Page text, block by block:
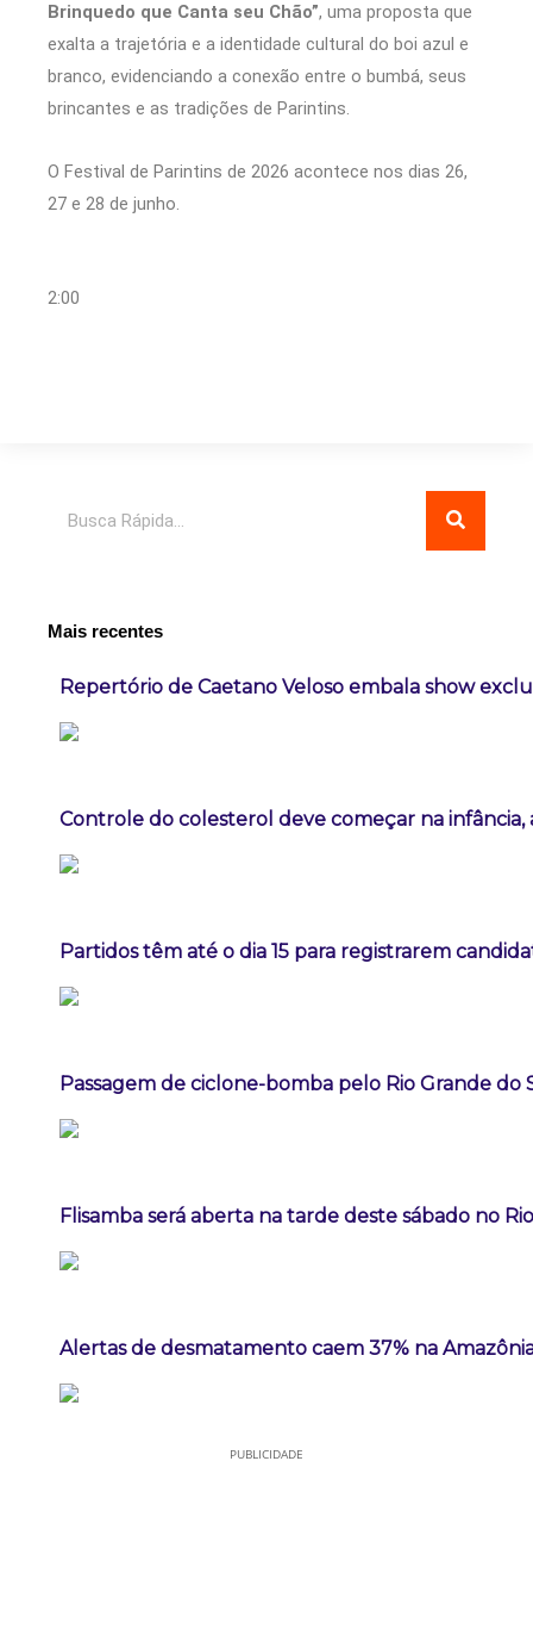
Brinquedo que Canta seu Chão”, uma proposta que
exalta a trajetória e a identidade cultural do boi azul e
branco, evidenciando a conexão entre o bumbá, seus
brincantes e as tradições de Parintins.
O Festival de Parintins de 2026 acontece nos dias 26,
27 e 28 de junho.
2:00
Mais recentes
Repertório de Caetano Veloso embala show
Controle do colesterol deve começar na infância,
Partidos têm até o dia 15 para registrarem
Passagem de ciclone-bomba pelo Rio Grande
Flisamba será aberta na tarde deste sábado no
Alertas de desmatamento caem 37% na
PUBLICIDADE